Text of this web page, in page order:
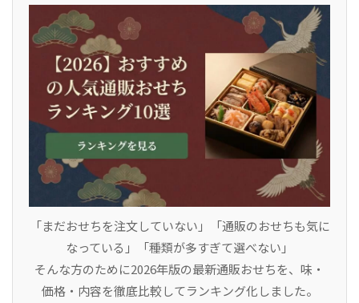
「まだおせちを注文していない」「通販のおせちも気に
なっている」「種類が多すぎて選べない」
そんな方のために2026年版の最新通販おせちを、味・
価格・内容を徹底比較してランキング化しました。